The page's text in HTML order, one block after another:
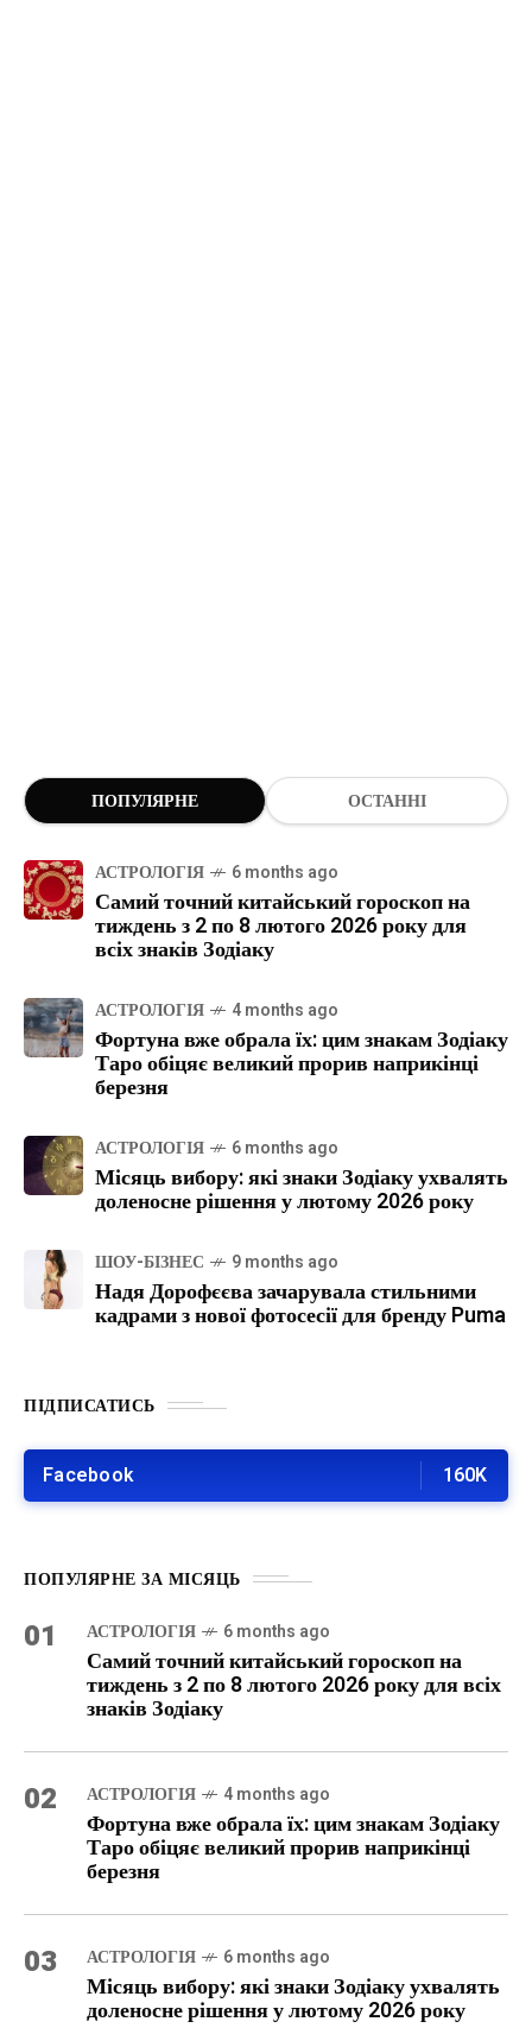
ПОПУЛЯРНЕ ОСТАННІ
АСТРОЛОГІЯ 6 months ago
Самий точний китайський гороскоп на
тиждень з 2 по 8 лютого 2026 року для
всіх знаків Зодіаку
АСТРОЛОГІЯ 4 months ago
Фортуна вже обрала їх: цим знакам Зодіаку
Таро обіцяє великий прорив наприкінці
березня
АСТРОЛОГІЯ 6 months ago
Місяць вибору: які знаки Зодіаку ухвалять
доленосне рішення у лютому 2026 року
ШОУ-БІЗНЕС 9 months ago
Надя Дорофєєва зачарувала стильними
кадрами з нової фотосесії для бренду Puma
ПІДПИСАТИСЬ
Facebook 160K
ПОПУЛЯРНЕ ЗА МІСЯЦЬ
01 АСТРОЛОГІЯ 6 months ago
Самий точний китайський гороскоп на
тиждень з 2 по 8 лютого 2026 року для всіх
знаків Зодіаку
02 АСТРОЛОГІЯ 4 months ago
Фортуна вже обрала їх: цим знакам Зодіаку
Таро обіцяє великий прорив наприкінці
березня
03 АСТРОЛОГІЯ 6 months ago
Місяць вибору: які знаки Зодіаку ухвалять
доленосне рішення у лютому 2026 року